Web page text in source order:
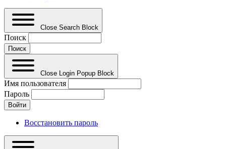
Close Search Block
Поиск
Close Login Popup Block
Имя пользователя
Пароль
Восстановить пароль